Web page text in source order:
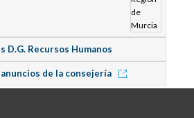
D.G. Recursos Humanos
de la consejería